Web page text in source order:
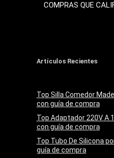
COMPRAS QUE
Artículos Recientes
Top Silla Comedor
con guía de compra
Top Adaptador 220V A
con guía de compra
Top Tubo De Silicona
guía de compra